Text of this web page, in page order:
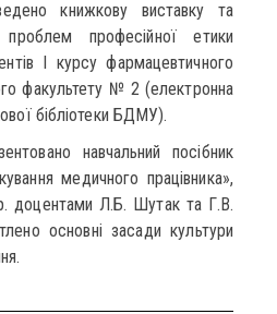
книжкову виставку та
професійної етики
І курсу фармацевтичного
факультету № 2 (електронна
бібліотеки БДМУ).
навчальний посібник
медичного працівника»,
доцентами Л.Б. Шутак та Г.В.
основні засади культури